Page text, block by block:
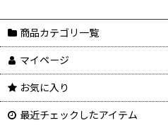
商品カテゴリ一覧
マイページ
お気に入り
最近チェックしたアイテム